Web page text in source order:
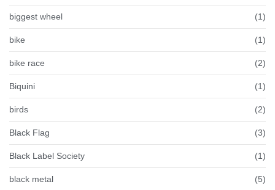
biggest wheel (1)
bike (1)
bike race (2)
Biquini (1)
birds (2)
Black Flag (3)
Black Label Society (1)
black metal (5)